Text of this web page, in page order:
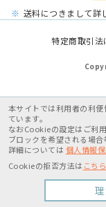
※ 送料につきまして詳
特定商取引
本サイトでは利用者の利
ています。
なおCookieの設定はご利
ブロックを希望される場合
詳細については 個人情報
Cookieの拒否方法は こちら